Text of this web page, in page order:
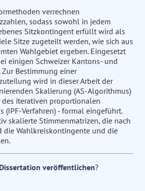
verrechnen
sodass sowohl in jedem
Sitzkontingent erfüllt wird als
Sitze zugeteilt werden, wie sich aus
Wahlgebiet ergeben. Eingesetzt
einigen Schweizer Kantons- und
Bestimmung einer
wird in dieser Arbeit der
Skalierung (AS-Algorithmus)
des iterativen proportionalen
(IPF-Verfahren) - formal eingeführt.
skalierte Stimmenmatrizen, die nach
die Wahlkreiskontingente und die
Dissertation veröffentlichen?